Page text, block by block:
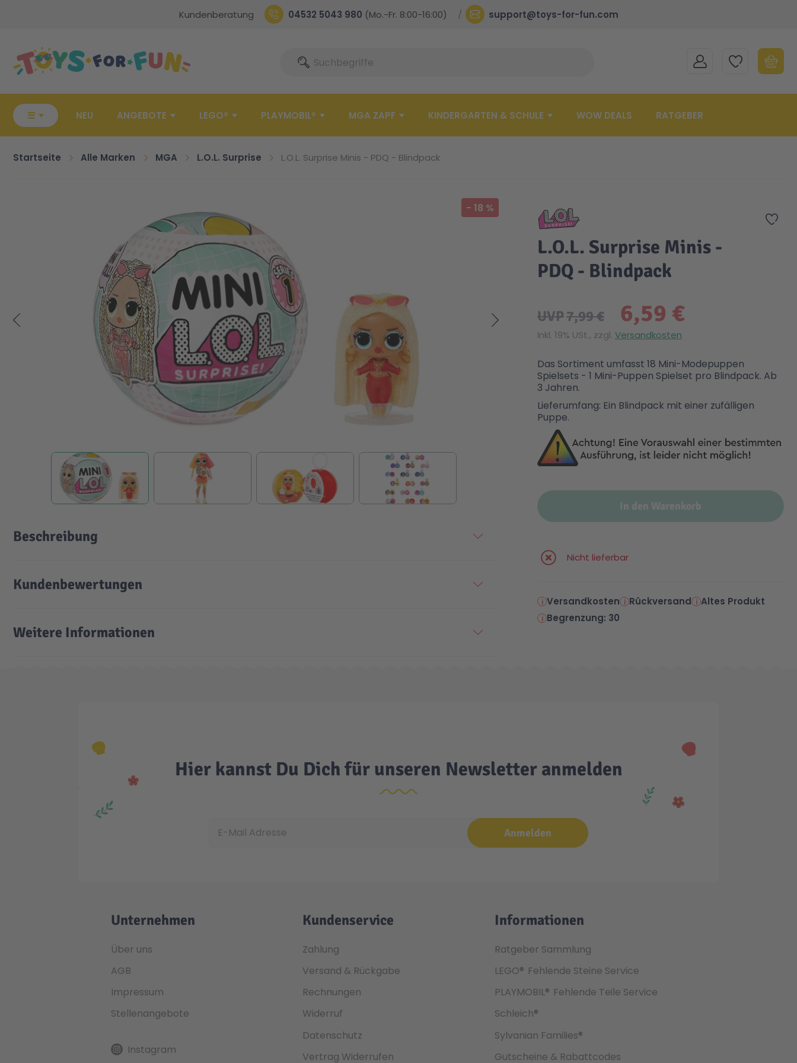
Kundenberatung 04532 5043 980 (Mo.-Fr. 8:00-16:00) support@toys-for-fun.com
SucheSuche MEIN KONTOMEINE WUNSCHLISTE
☰ NEU ANGEBOTE LEGO® PLAYMOBIL® MGA ZAPF KINDERGARTEN & SCHULE WOW DEALS RATGEBER
Startseite Alle Marken MGA L.O.L. Surprise L.O.L. Surprise Minis - PDQ - Blindpack
- 18 %
Zur
L.O.L. Surprise Minis -
PDQ - Blindpack
6,59 €
UVP7,99 €
Inkl. 19% USt., zzgl. Versandkosten
Das Sortiment umfasst 18 Mini-Modepuppen
Spielsets - 1 Mini-Puppen Spielset pro Blindpack. Ab
3 Jahren.
Lieferumfang: Ein Blindpack mit einer zufälligen
Puppe.
In den Warenkorb
Nicht lieferbar
Versandkosten Rückversand
Altes Produkt
Begrenzung: 30
Beschreibung
Kundenbewertungen
Weitere Informationen
Hier kannst Du Dich für unseren Newsletter anmelden
Anmelden
Unternehmen
Über uns
AGB
Impressum
Stellenangebote
Instagram
Kundenservice
Zahlung
Versand & Rückgabe
Rechnungen
Widerruf
Datenschutz
Vertrag Widerrufen
Informationen
Ratgeber Sammlung
LEGO® Fehlende Steine Service
PLAYMOBIL® Fehlende Teile Service
Schleich®
Sylvanian Families®
Gutscheine & Rabattcodes